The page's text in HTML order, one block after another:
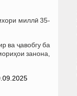
миллӣ 35-
ва ҷавобгу ба
занона,